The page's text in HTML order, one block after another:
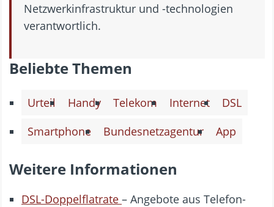
Netzwerkinfrastruktur und -technologien
verantwortlich.
Beliebte Themen
Urteil Handy Telekom Internet
DSL
Smartphone
Bundesnetzagentur App
Weitere Informationen
DSL-Doppelflatrate – Angebote aus Telefon-